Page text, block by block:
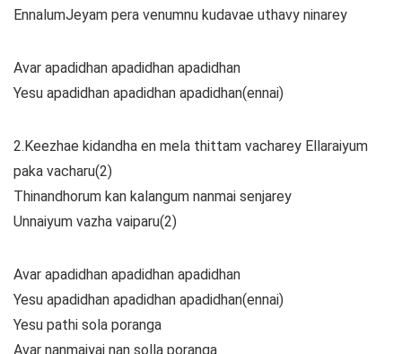
EnnalumJeyam pera venumnu kudavae uthavy ninarey
Avar apadidhan apadidhan apadidhan
Yesu apadidhan apadidhan apadidhan(ennai)
2.Keezhae kidandha en mela thittam vacharey Ellaraiyum
paka vacharu(2)
Thinandhorum kan kalangum nanmai senjarey
Unnaiyum vazha vaiparu(2)
Avar apadidhan apadidhan apadidhan
Yesu apadidhan apadidhan apadidhan(ennai)
Yesu pathi sola poranga
Avar nanmaiyai nan solla poranga